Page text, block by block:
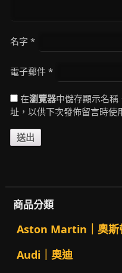
名字 *
電子郵件 *
在瀏覽器中儲存顯示名稱
址，以供下次發佈留言時使
商品分類
Aston Martin｜奧斯
Audi｜奧迪